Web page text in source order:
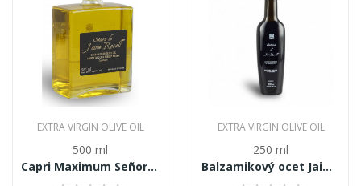
EXTRA VIRGIN OLIVE OIL
500 ml
Capri Maximum Señorio de Jaime Rosell Extra...
EXTRA VIRGIN OLIVE OIL
250 ml
Balzamikový ocet Jaime Rosell Premium 250ml